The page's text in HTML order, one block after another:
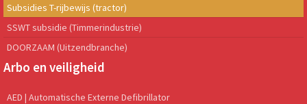
Subsidies T-rijbewijs (tractor)
SSWT subsidie (Timmerindustrie)
DOORZAAM (Uitzendbranche)
Arbo en veiligheid
AED | Automatische Externe Defibrillator